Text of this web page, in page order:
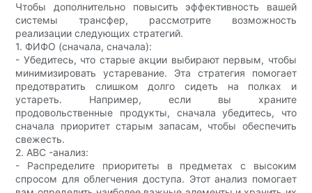
Чтобы дополнительно повысить эффективность вашей
системы трансфер, рассмотрите возможность
реализации следующих стратегий.
1. ФИФО (сначала, сначала):
- Убедитесь, что старые акции выбирают первым, чтобы
минимизировать устаревание. Эта стратегия помогает
предотвратить слишком долго сидеть на полках и
устареть. Например, если вы храните
продовольственные продукты, сначала убедитесь, что
сначала приоритет старым запасам, чтобы обеспечить
свежесть.
2. ABC -анализ:
- Распределите приоритеты в предметах с высоким
спросом для облегчения доступа. Этот анализ помогает